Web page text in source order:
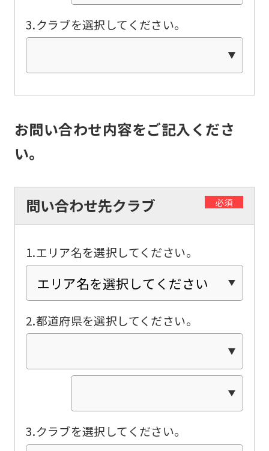
3.クラブを選択してください。
お問い合わせ内容をご記入くださ
い。
問い合わせ先クラブ 必須
1.エリア名を選択してください。
2.都道府県を選択してください。
3.クラブを選択してください。
return
to
if
automatic
translation
the
Japanese
version
of
this
will
translated
mechanically,